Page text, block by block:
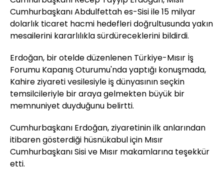
Cumhurbaşkanı Abdulfettah es-Sisi ile 15 milyar
dolarlık ticaret hacmi hedefleri doğrultusunda yakın
mesailerini kararlılıkla sürdüreceklerini bildirdi.
Erdoğan, bir otelde düzenlenen Türkiye-Mısır İş
Forumu Kapanış Oturumu'nda yaptığı konuşmada,
Kahire ziyareti vesilesiyle iş dünyasının seçkin
temsilcileriyle bir araya gelmekten büyük bir
memnuniyet duyduğunu belirtti.
Cumhurbaşkanı Erdoğan, ziyaretinin ilk anlarından
itibaren gösterdiği hüsnükabul için Mısır
Cumhurbaşkanı Sisi ve Mısır makamlarına teşekkür
etti.